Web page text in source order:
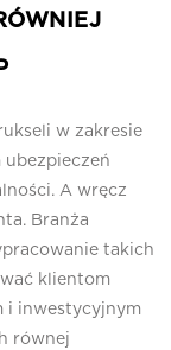
w zakresie
ubezpieczeń
A wręcz
Branża
takich
klientom
i inwestycyjnym
równej